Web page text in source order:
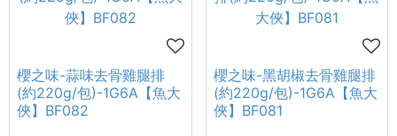
櫻之味-蒜味去骨雞腿排
(約220g/包)-1G6A【魚大
俠】BF082
櫻之味-黑胡椒去骨雞腿排
(約220g/包)-1G6A【魚大
俠】BF081